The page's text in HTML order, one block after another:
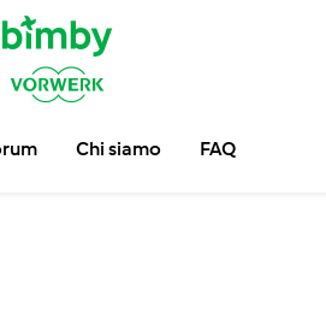
Chi siamo FAQ